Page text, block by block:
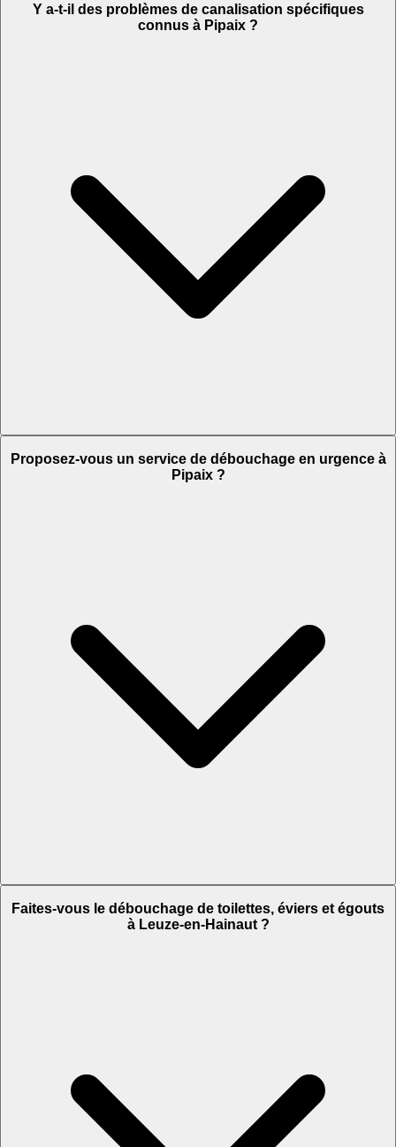
Y a-t-il des problèmes de canalisation spécifiques
connus à Pipaix ?
Proposez-vous un service de débouchage en urgence à
Pipaix ?
Faites-vous le débouchage de toilettes, éviers et égouts
à Leuze-en-Hainaut ?